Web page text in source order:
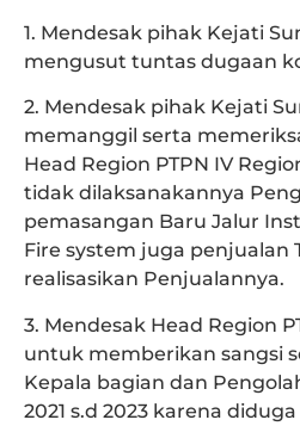
1. Mendesak pihak Kejati
mengusut tuntas dugaan
2. Mendesak pihak Kejati
memanggil serta
Head Region PTPN IV
tidak dilaksanakannya
pemasangan Baru Jalur
Fire system juga penjualan
realisasikan Penjualannya.
3. Mendesak Head Region
untuk memberikan sangsi
Kepala bagian dan
2021 s.d 2023 karena